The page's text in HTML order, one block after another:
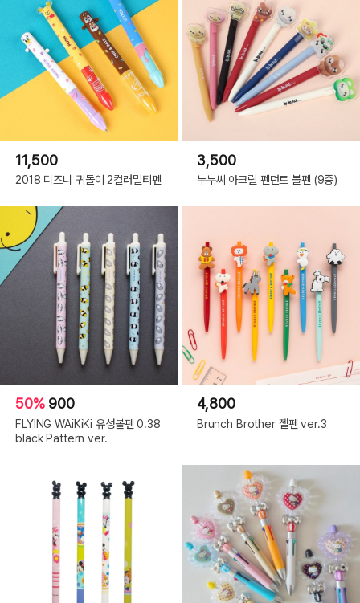
11,500
2018 디즈니 귀돌이 2컬러멀티펜
3,500
누누씨 아크릴 펜던트 볼펜 (9종)
50% 900
FLYING WAiKiKi 유성볼펜 0.38
black Pattern ver.
4,800
Brunch Brother 젤펜 ver.3